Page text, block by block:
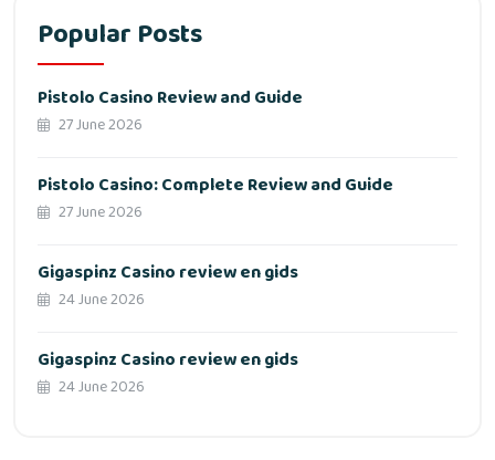
Popular Posts
Pistolo Casino Review and Guide
27 June 2026
Pistolo Casino: Complete Review and Guide
27 June 2026
Gigaspinz Casino review en gids
24 June 2026
Gigaspinz Casino review en gids
24 June 2026